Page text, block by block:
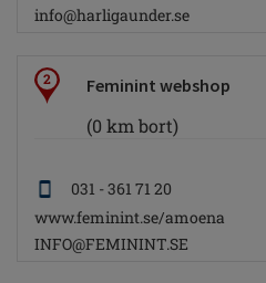
info@harligaunder.se
2 Feminint webshop
(0 km bort)
031 - 361 71 20
www.feminint.se/amoena
INFO@FEMININT.SE